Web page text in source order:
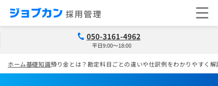
050-3161-4962
平日9:00～18:00
ホーム基礎知識預り金とは？勘定科目ごとの違いや仕訳例をわかりやすく解